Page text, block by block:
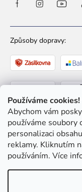
Používáme cookies!
Abychom vám
používáme soubory
personalizaci
reklamy. Kliknutím
používáním. Více
Způsoby dopravy:
Způsoby platby: